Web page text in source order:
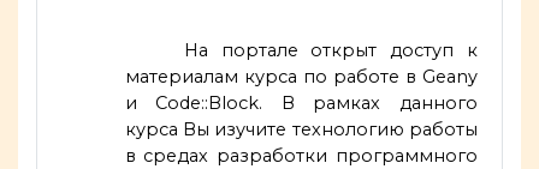
На портале открыт доступ к
материалам курса по работе в Geany
и Code::Block. В рамках данного
курса Вы изучите технологию работы
в средах разработки программного